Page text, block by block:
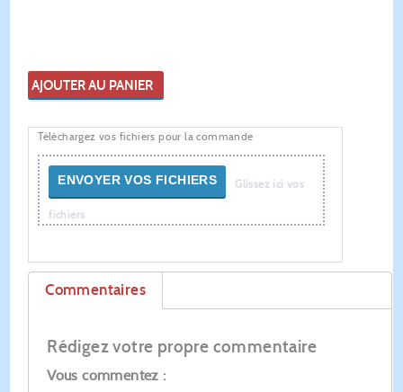
AJOUTER AU PANIER
Téléchargez vos fichiers pour la commande
ENVOYER VOS FICHIERS Glissez ici vos
fichiers
Commentaires
Rédigez votre propre commentaire
Vous commentez :